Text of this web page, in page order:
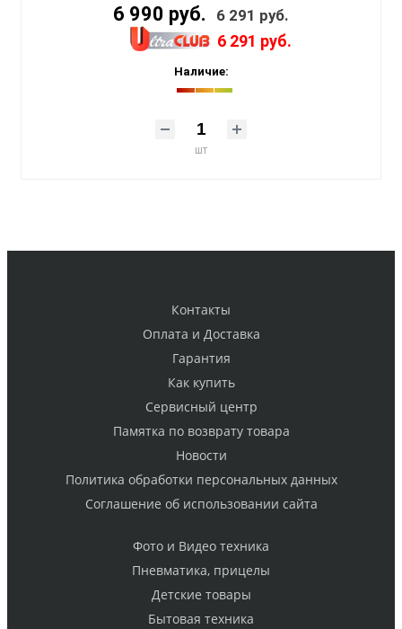
6 990 руб. 6 291 руб.
6 291 руб.
Наличие:
шт
Контакты
Оплата и Доставка
Гарантия
Как купить
Cервисный центр
Памятка по возврату товара
Новости
Политика обработки персональных данных
Cоглашение об использовании сайта
Фото и Видео техника
Пневматика, прицелы
Детские товары
Бытовая техника